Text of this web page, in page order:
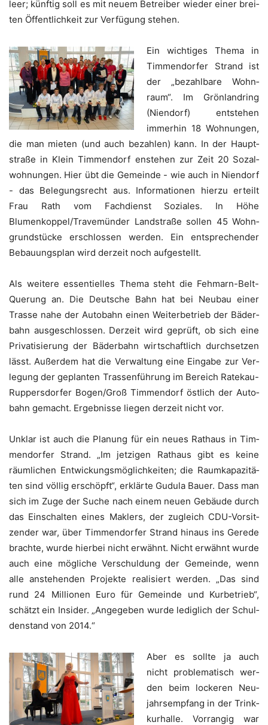
leer; künf­tig soll es mit neu­em Betrei­ber wie­der einer brei­
ten Öffent­lich­keit zur Ver­fü­gung stehen.
Ein wich­ti­ges The­ma in
Tim­men­dor­fer Strand ist
der „bezahl­ba­re Wohn­
raum“. Im Grön­land­ring
(Nien­dorf) ent­ste­hen
immer­hin 18 Woh­nun­gen,
die man mie­ten (und auch bezah­len) kann. In der Haupt­
stra­ße in Klein Tim­men­dorf enste­hen zur Zeit 20 Sozal­
woh­nun­gen. Hier übt die Gemein­de - wie auch in Nien­dorf
- das Bele­gungs­recht aus. Infor­ma­tio­nen hier­zu erteilt
Frau Rath vom Fach­dienst Sozia­les. In Höhe
Blumenkoppel/Travemünder Land­stra­ße sol­len 45 Wohn­
grund­stü­cke erschlos­sen wer­den. Ein ent­spre­chen­der
Bebau­ungs­plan wird der­zeit noch aufgestellt.
Als wei­te­re essen­ti­el­les The­ma steht die Feh­marn-Belt-
Que­rung an. Die Deut­sche Bahn hat bei Neu­bau einer
Tras­se nahe der Auto­bahn einen Wei­ter­be­trieb der Bäder­
bahn aus­ge­schlos­sen. Der­zeit wird geprüft, ob sich eine
Pri­va­ti­sie­rung der Bäder­bahn wirt­schaft­lich durch­set­zen
lässt. Außer­dem hat die Ver­wal­tung eine Ein­ga­be zur Ver­
le­gung der geplan­ten Tras­sen­füh­rung im Bereich Rate­kau-
Rup­pers­dor­fer Bogen/Groß Tim­men­dorf öst­lich der Auto­
bahn gemacht. Ergeb­nis­se lie­gen der­zeit nicht vor.
Unklar ist auch die Pla­nung für ein neu­es Rat­haus in Tim­
men­dor­fer Strand. „Im jet­zi­gen Rat­haus gibt es kei­ne
räum­li­chen Ent­wi­ckungs­mög­lich­kei­ten; die Raum­ka­pa­zi­tä­
ten sind völ­lig erschöpft“, erklär­te Gudu­la Bau­er. Dass man
sich im Zuge der Suche nach einem neu­en Gebäu­de durch
das Ein­schal­ten eines Mak­lers, der zugleich CDU-Vor­sit­
zen­der war, über Tim­men­dor­fer Strand hin­aus ins Gere­de
brach­te, wur­de hier­bei nicht erwähnt. Nicht erwähnt wur­de
auch eine mög­li­che Ver­schul­dung der Gemein­de, wenn
alle anste­hen­den Pro­jek­te rea­li­siert wer­den. „Das sind
rund 24 Mil­lio­nen Euro für Gemein­de und Kur­be­trieb“,
schätzt ein Insi­der. „Ange­ge­ben wur­de ledig­lich der Schul­
den­stand von 2014.“
Aber es soll­te ja auch
nicht pro­ble­ma­tisch wer­
den beim locke­ren Neu­
jahrs­emp­fang in der Trink­
kur­hal­le. Vor­ran­gig war